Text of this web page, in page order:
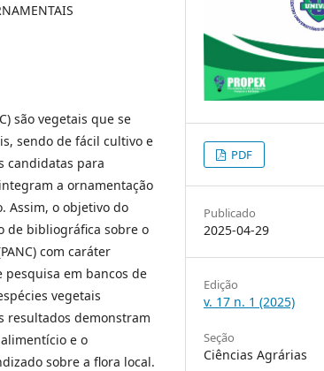
são vegetais que se
sendo de fácil cultivo e
candidatas para
a ornamentação
Assim, o objetivo do
de bibliográfica sobre o
com caráter
em bancos de
vegetais
resultados demonstram
e o
sobre a flora local.
PDF
Publicado
2025-04-29
Edição
v. 17 n. 1 (2025)
Seção
Ciências Agrárias